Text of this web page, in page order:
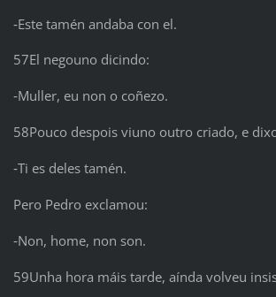
‑Este tamén andaba con el.
57El negouno dicindo:
‑Muller, eu non o coñezo.
58Pouco despois viuno outro criado, e
‑Ti es deles tamén.
Pero Pedro exclamou:
‑Non, home, non son.
59Unha hora máis tarde, aínda volveu